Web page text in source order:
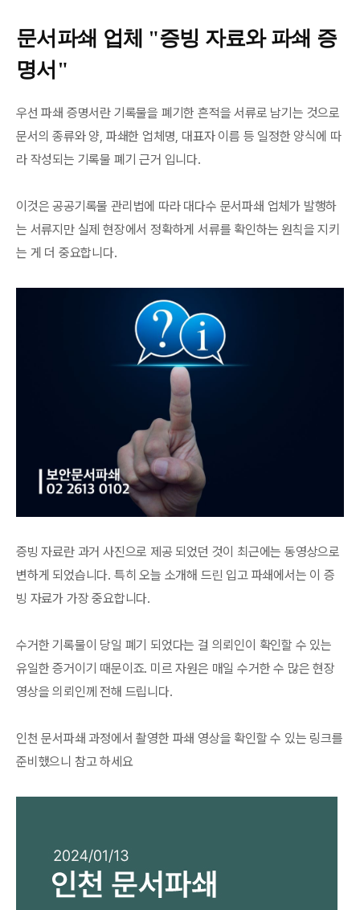
문서파쇄 업체 "증빙 자료와 파쇄 증
명서"
우선 파쇄 증명서란 기록물을 폐기한 흔적을 서류로 남기는 것으로
문서의 종류와 양, 파쇄한 업체명, 대표자 이름 등 일정한 양식에 따
라 작성되는 기록물 폐기 근거 입니다.
이것은 공공기록물 관리법에 따라 대다수 문서파쇄 업체가 발행하
는 서류지만 실제 현장에서 정확하게 서류를 확인하는 원칙을 지키
는 게 더 중요합니다.
증빙 자료란 과거 사진으로 제공 되었던 것이 최근에는 동영상으로
변하게 되었습니다. 특히 오늘 소개해 드린 입고 파쇄에서는 이 증
빙 자료가 가장 중요합니다.
수거한 기록물이 당일 폐기 되었다는 걸 의뢰인이 확인할 수 있는
유일한 증거이기 때문이죠. 미르 자원은 매일 수거한 수 많은 현장
영상을 의뢰인께 전해 드립니다.
인천 문서파쇄 과정에서 촬영한 파쇄 영상을 확인할 수 있는 링크를
준비했으니 참고 하세요